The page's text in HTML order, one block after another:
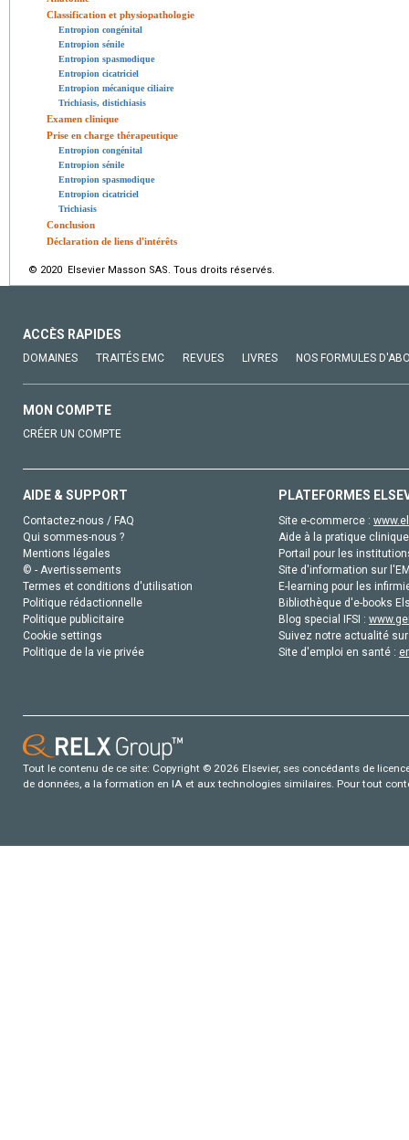
Classification et physiopathologie
Entropion congénital
Entropion sénile
Entropion spasmodique
Entropion cicatriciel
Entropion mécanique ciliaire
Trichiasis, distichiasis
Examen clinique
Prise en charge thérapeutique
Entropion congénital
Entropion sénile
Entropion spasmodique
Entropion cicatriciel
Trichiasis
Conclusion
Déclaration de liens d'intérêts
© 2020 Elsevier Masson SAS. Tous droits réservés.
ACCÈS RAPIDES
DOMAINES TRAITÉS EMC REVUES LIVRES NOS FORMULES
MON COMPTE
CRÉER UN COMPTE
AIDE & SUPPORT
Contactez-nous / FAQ
Qui sommes-nous ?
Mentions légales
© - Avertissements
Termes et conditions d'utilisation
Politique rédactionnelle
Politique publicitaire
Cookie settings
Politique de la vie privée
PLATEFORMES
Site e-commerce :
Aide à la pratique
Portail pour les
Site d'information sur
E-learning pour les
Bibliothèque d'e-books
Blog special IFSI :
Suivez notre actualité
Site d'emploi en santé :
Tout le contenu de ce site: Copyright © 2026 Elsevier, ses concédants de
de données, a la formation en IA et aux technologies similaires. Pour tout